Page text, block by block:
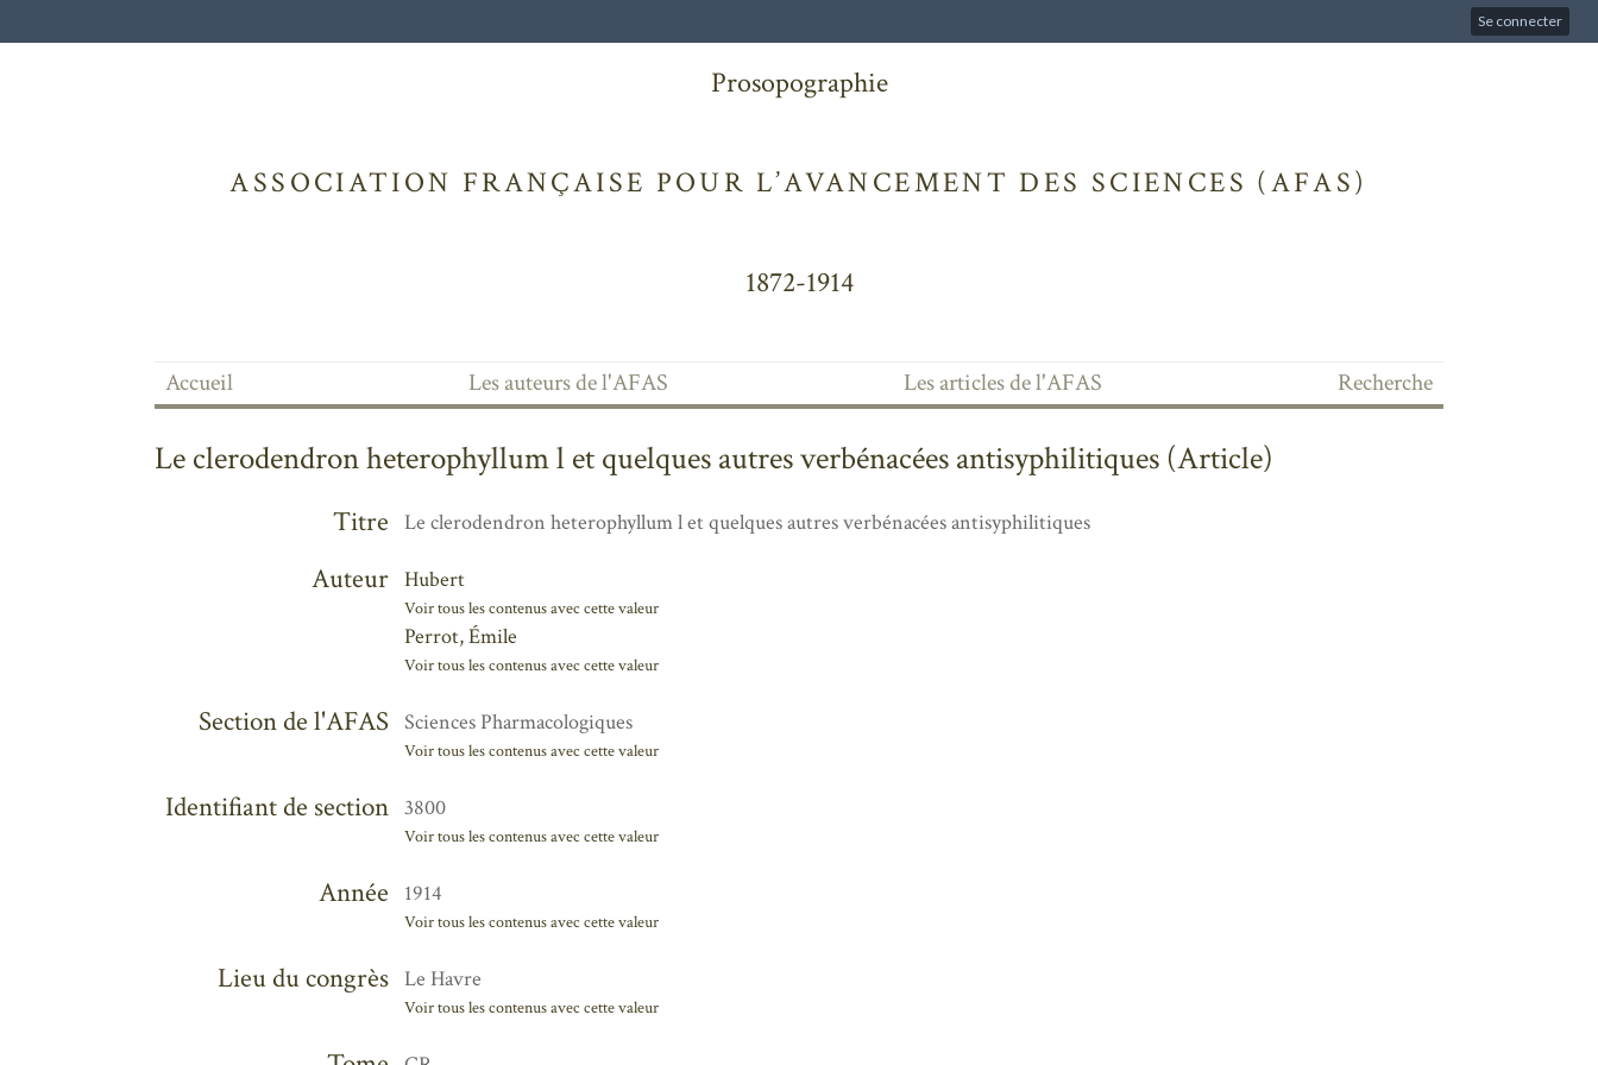
Se connecter
Prosopographie
ASSOCIATION FRANÇAISE POUR L’AVANCEMENT DES SCIENCES (AFAS)
1872-1914
Accueil Les auteurs de l'AFAS Les articles de l'AFAS Recherche
Le clerodendron heterophyllum l et quelques autres verbénacées antisyphilitiques (Article)
Titre Le clerodendron heterophyllum l et quelques autres verbénacées antisyphilitiques
Auteur Hubert
Voir tous les contenus avec cette valeur
Perrot, Émile
Voir tous les contenus avec cette valeur
Section de l'AFAS Sciences Pharmacologiques
Voir tous les contenus avec cette valeur
Identifiant de section 3800
Voir tous les contenus avec cette valeur
Année 1914
Voir tous les contenus avec cette valeur
Lieu du congrès Le Havre
Voir tous les contenus avec cette valeur